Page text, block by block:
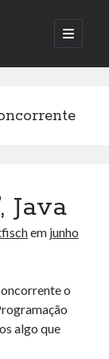
abrir
o
Java
em junho
o
algo que